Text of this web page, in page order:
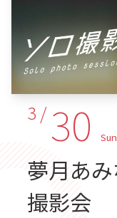
3 / 30Sun
夢月あ
撮影会